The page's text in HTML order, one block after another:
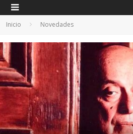
Inicio Novedades